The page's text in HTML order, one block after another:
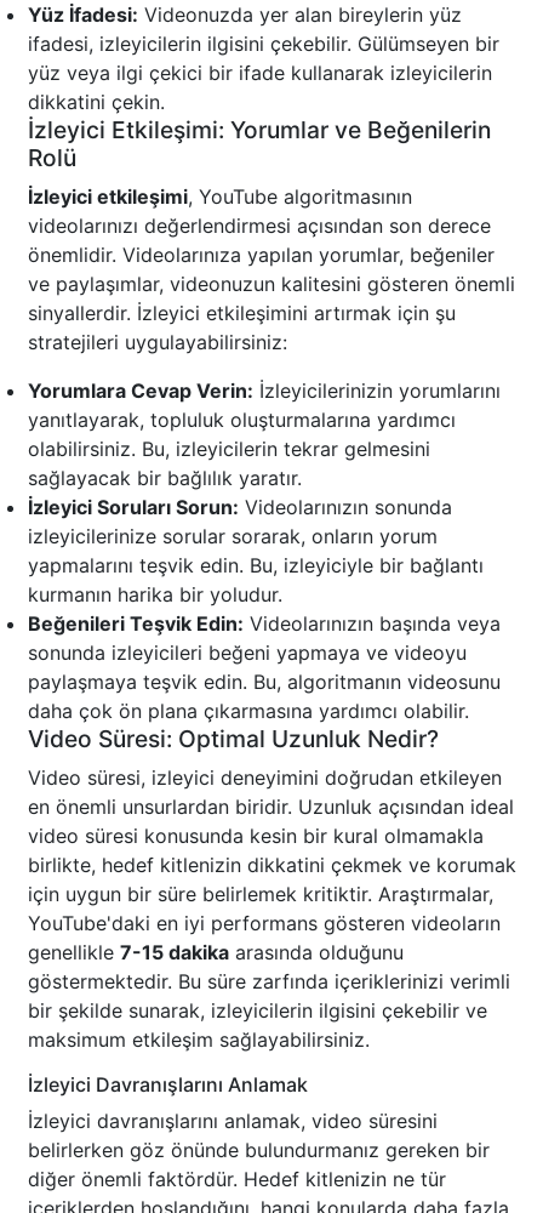
Yüz İfadesi: Videonuzda yer alan bireylerin yüz
ifadesi, izleyicilerin ilgisini çekebilir. Gülümseyen bir
yüz veya ilgi çekici bir ifade kullanarak izleyicilerin
dikkatini çekin.
İzleyici Etkileşimi: Yorumlar ve Beğenilerin
Rolü
İzleyici etkileşimi, YouTube algoritmasının
videolarınızı değerlendirmesi açısından son derece
önemlidir. Videolarınıza yapılan yorumlar, beğeniler
ve paylaşımlar, videonuzun kalitesini gösteren önemli
sinyallerdir. İzleyici etkileşimini artırmak için şu
stratejileri uygulayabilirsiniz:
Yorumlara Cevap Verin: İzleyicilerinizin yorumlarını
yanıtlayarak, topluluk oluşturmalarına yardımcı
olabilirsiniz. Bu, izleyicilerin tekrar gelmesini
sağlayacak bir bağlılık yaratır.
İzleyici Soruları Sorun: Videolarınızın sonunda
izleyicilerinize sorular sorarak, onların yorum
yapmalarını teşvik edin. Bu, izleyiciyle bir bağlantı
kurmanın harika bir yoludur.
Beğenileri Teşvik Edin: Videolarınızın başında veya
sonunda izleyicileri beğeni yapmaya ve videoyu
paylaşmaya teşvik edin. Bu, algoritmanın videosunu
daha çok ön plana çıkarmasına yardımcı olabilir.
Video Süresi: Optimal Uzunluk Nedir?
Video süresi, izleyici deneyimini doğrudan etkileyen
en önemli unsurlardan biridir. Uzunluk açısından ideal
video süresi konusunda kesin bir kural olmamakla
birlikte, hedef kitlenizin dikkatini çekmek ve korumak
için uygun bir süre belirlemek kritiktir. Araştırmalar,
YouTube'daki en iyi performans gösteren videoların
genellikle 7-15 dakika arasında olduğunu
göstermektedir. Bu süre zarfında içeriklerinizi verimli
bir şekilde sunarak, izleyicilerin ilgisini çekebilir ve
maksimum etkileşim sağlayabilirsiniz.
İzleyici Davranışlarını Anlamak
İzleyici davranışlarını anlamak, video süresini
belirlerken göz önünde bulundurmanız gereken bir
diğer önemli faktördür. Hedef kitlenizin ne tür